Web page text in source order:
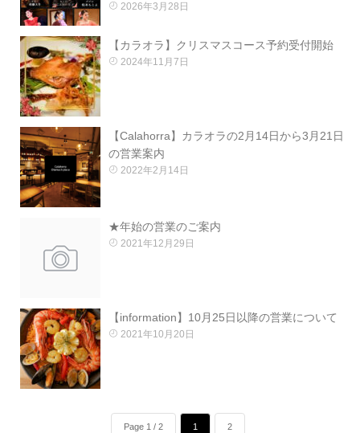
2026年3月28日
【カラオラ】クリスマスコース予約受付開始
2024年11月7日
【Calahorra】カラオラの2月14日から3月21日
の営業案内
2022年2月14日
★年始の営業のご案内
2021年12月29日
【information】10月25日以降の営業について
2021年10月20日
Page 1 / 2 1 2